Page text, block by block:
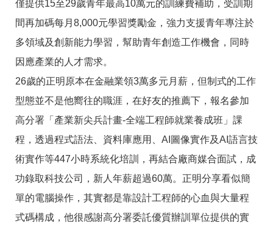
意
信
常
見
問
雙
語
詞
RSS
隱
私
及
訊
安
政
府
站
料
開
僅提供15至29歲青年最高10萬元的訓練費補助，受訓期
間再加碼每月8,000元學習獎勵金，強力支援青年專注於
多領域及創新能力學習，幫助青年創造工作機會，同時
因應產業的人才需求。
26歲的正明原本在金融業領3萬多元月薪，但制式的工作
型態並不是他嚮往的職涯，在好友的推薦下，報名參加
高分署「產業新尖兵計畫-全端工程師就業養成班」課
程，透過程式語法、資料庫應用、AI圖像實作及AI語言技
術實作等447小時系統化培訓，再結合廠商媒合面試，成
功錄取科技公司，新人年薪超過60萬。正明分享看似簡
單的電腦操作，其實都是靠設計工程師的心血與大量程
式碼構成，他很感謝高分署委託優質辦訓單位提供的實